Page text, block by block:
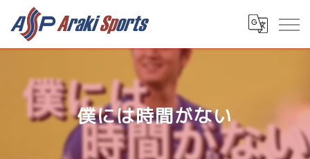
僕には時間がない